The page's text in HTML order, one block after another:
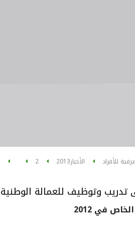
للأفراد الأخبار2013
2
تدريب وتوظيف للعمالة الوطنية
في 2012